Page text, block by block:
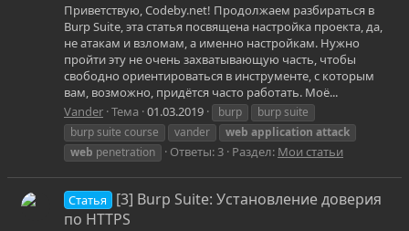
Приветствую, Codeby.net! Продолжаем разбираться в
Burp Suite, эта статья посвящена настройка проекта, да,
не атакам и взломам, а именно настройкам. Нужно
пройти эту не очень захватывающую часть, чтобы
свободно ориентироваться в инструменте, с которым
вам, возможно, придётся часто работать. Моё...
Vander Тема 01.03.2019 burp
burp suite
burp suite course
vander web application attack
web penetration Ответы: 3 Раздел: Мои статьи
Статья
[3] Burp Suite: Установление доверия
по HTTPS